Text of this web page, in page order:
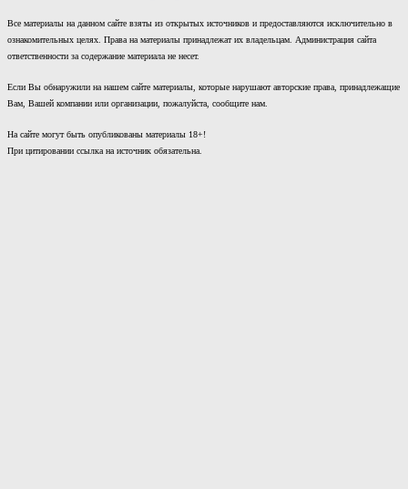
Все материалы на данном сайте взяты из открытых источников и предоставляются исключительно в
ознакомительных целях. Права на материалы принадлежат их владельцам. Администрация сайта
ответственности за содержание материала не несет.
Если Вы обнаружили на нашем сайте материалы, которые нарушают авторские права, принадлежащие
Вам, Вашей компании или организации, пожалуйста, сообщите нам.
На сайте могут быть опубликованы материалы 18+!
При цитировании ссылка на источник обязательна.